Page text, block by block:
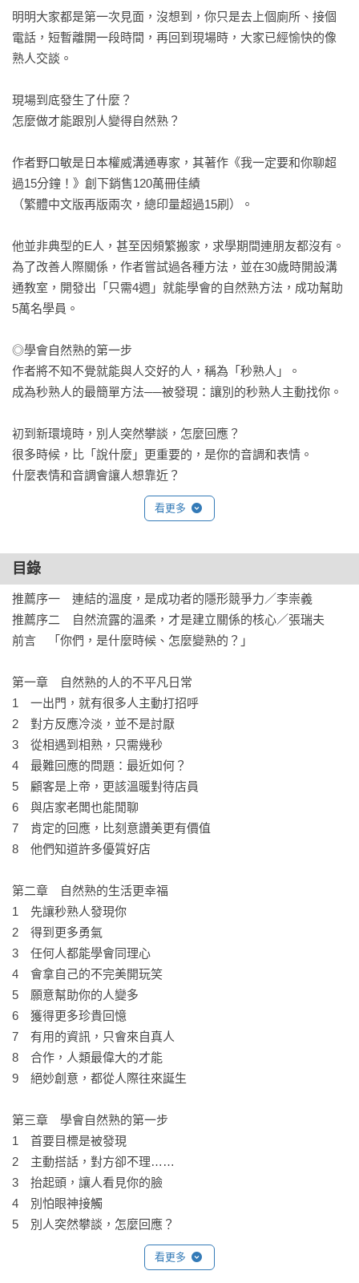
明明大家都是第一次見面，沒想到，你只是去上個廁所、接個
電話，短暫離開一段時間，再回到現場時，大家已經愉快的像
熟人交談。
現場到底發生了什麼？
怎麼做才能跟別人變得自然熟？
作者野口敏是日本權威溝通專家，其著作《我一定要和你聊超
過15分鐘！》創下銷售120萬冊佳績
（繁體中文版再版兩次，總印量超過15刷）。
他並非典型的E人，甚至因頻繁搬家，求學期間連朋友都沒有。
為了改善人際關係，作者嘗試過各種方法，並在30歲時開設溝
通教室，開發出「只需4週」就能學會的自然熟方法，成功幫助
5萬名學員。
◎學會自然熟的第一步
作者將不知不覺就能與人交好的人，稱為「秒熟人」。
成為秒熟人的最簡單方法──被發現：讓別的秒熟人主動找你。
初到新環境時，別人突然攀談，怎麼回應？
很多時候，比「說什麼」更重要的，是你的音調和表情。
什麼表情和音調會讓人想靠近？
◎這些小細節，讓人願意敞開心扉
你留下好印象；與鄰居打招呼，刻意把語速放慢，聽起來更親
切；你知道打招呼也有最適當的距離嗎？
公司來了新人，就算你很資深，也要先主動問候。
拜訪客戶時，怎麼跟反應冷的人相處？有方法。
◎快速拉近關係的實踐法
不知道跟對方說什麼，就以身邊的事物開啟對話，例如：「店
員的速度真快。」、「那輛車停得真剛好。」
關鍵是：不談專業，只聊瑣事。
還有，找店員聊天也是一個很好的練習法。
快速與人拉近關係的訣竅是：「發點小牢騷」。
人有一種天性──喜歡聽別人一點點不幸的故事。
但，有一種話題絕對不能聊的……。（見第六章）
第二次見面該說什麼？不妨延續上次話題。
比起用「我」開頭，多使用「你」這個字。
掌握這些方法，你也能從「沒人找我聊天」，變成「到哪都有
人主動靠近」，機會變多，人緣變好！
看更多
目錄
推薦序一　連結的溫度，是成功者的隱形競爭力／李崇義
推薦序二　自然流露的溫柔，才是建立關係的核心／張瑞夫
前言　「你們，是什麼時候、怎麼變熟的？」
第一章　自然熟的人的不平凡日常
1　一出門，就有很多人主動打招呼
2　對方反應冷淡，並不是討厭
3　從相遇到相熟，只需幾秒
4　最難回應的問題：最近如何？
5　顧客是上帝，更該溫暖對待店員
6　與店家老闆也能閒聊
7　肯定的回應，比刻意讚美更有價值
8　他們知道許多優質好店
第二章　自然熟的生活更幸福
1　先讓秒熟人發現你
2　得到更多勇氣
3　任何人都能學會同理心
4　會拿自己的不完美開玩笑
5　願意幫助你的人變多
6　獲得更多珍貴回憶
7　有用的資訊，只會來自真人
8　合作，人類最偉大的才能
9　絕妙創意，都從人際往來誕生
第三章　學會自然熟的第一步
1　首要目標是被發現
2　主動搭話，對方卻不理……
3　抬起頭，讓人看見你的臉
4　別怕眼神接觸
5　別人突然攀談，怎麼回應？
看更多